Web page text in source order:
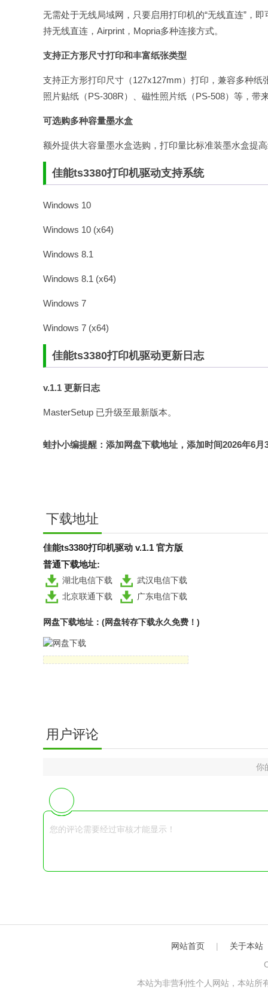
无需处于无线局域网，只要启用打印机的“无线直连”，
持无线直连，Airprint，Mopria多种连接方式。
支持正方形尺寸打印和丰富纸张类型
支持正方形打印尺寸（127x127mm）打印，兼容多种
照片贴纸（PS-308R）、磁性照片纸（PS-508）等，带
可选购多种容量墨水盒
额外提供大容量墨水盒选购，打印量比标准装墨水盒提
佳能ts3380打印机驱动支持系统
Windows 10
Windows 10 (x64)
Windows 8.1
Windows 8.1 (x64)
Windows 7
Windows 7 (x64)
佳能ts3380打印机驱动更新 日志
v.1.1 更新日志
MasterSetup 已升级至最新版本。
蛙扑小编提醒：添加网盘下载地址，添加时间2026年6
下载地址
佳能ts3380打印机驱动 v.1.1 官方版
普通下载地址:
湖北电信下载
武汉电信下载
北京联通下载
广东电信下载
网盘下载地址：(网盘转存下载永久免费！)
用户评论
你
网站首页 |
关于本站
本站为非营利性个人网站，本站所